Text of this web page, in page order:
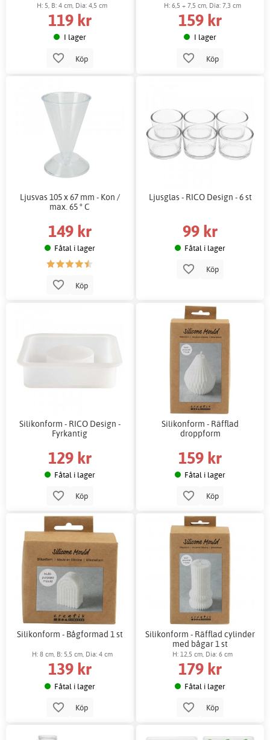
H: 5, B: 4 cm, Dia: 4,5 cm
119 kr
I lager
Köp
H: 6,5 + 7,5 cm, Dia: 7,3 cm
159 kr
I lager
Köp
Ljusvas 105 x 67 mm - Kon /
max. 65 ° C
149 kr
Fåtal i lager
Köp
Ljusglas - RICO Design - 6 st
99 kr
Fåtal i lager
Köp
Silikonform - RICO Design -
Fyrkantig
129 kr
Fåtal i lager
Köp
Silikonform - Räfflad
droppform
159 kr
Fåtal i lager
Köp
Silikonform - Bågformad 1 st
H: 8 cm, B: 5,5 cm, Dia: 4 cm
139 kr
Fåtal i lager
Köp
Silikonform - Räfflad cylinder
med bågar 1 st
H: 12,5 cm, Dia: 6 cm
179 kr
Fåtal i lager
Köp